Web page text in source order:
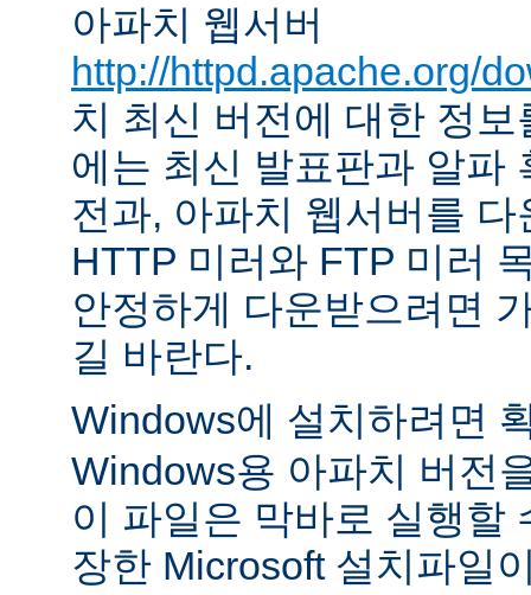
아파치 웹서버
http://httpd.apache.org/
치 최신 버전에 대한 정
에는 최신 발표판과 알파
전과, 아파치 웹서버를
HTTP 미러와 FTP 미러
안정하게 다운받으려면
길 바란다.
Windows에 설치하려면
Windows용 아파치 버전
이 파일은 막바로 실행할
장한 Microsoft 설치파일